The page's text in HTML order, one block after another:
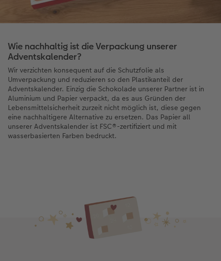
Wie nachhaltig ist die Verpackung unserer
Adventskalender?
Wir verzichten konsequent auf die Schutzfolie als
Umverpackung und reduzieren so den Plastikanteil der
Adventskalender. Einzig die Schokolade unserer Partner ist in
Aluminium und Papier verpackt, da es aus Gründen der
Lebensmittelsicherheit zurzeit nicht möglich ist, diese gegen
eine nachhaltigere Alternative zu ersetzen. Das Papier all
unserer Adventskalender ist FSC®-zertifiziert und mit
wasserbasierten Farben bedruckt.